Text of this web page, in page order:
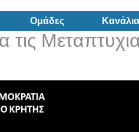
Ομάδες Κανάλια
τις